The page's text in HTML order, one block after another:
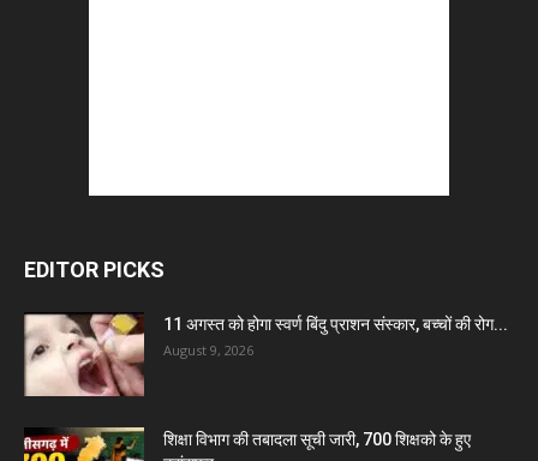
EDITOR PICKS
11 अगस्त को होगा स्वर्ण बिंदु प्राशन संस्कार, बच्चों की रोग...
August 9, 2026
शिक्षा विभाग की तबादला सूची जारी, 700 शिक्षको के हुए